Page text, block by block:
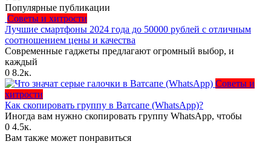
Популярные публикации
Советы и хитрости
Лучшие смартфоны 2024 года до 50000 рублей с отличным
соотношением цены и качества
Современные гаджеты предлагают огромный выбор, и
каждый
0 8.2к.
Советы и
хитрости
Как скопировать группу в Ватсапе (WhatsApp)?
Иногда вам нужно скопировать группу WhatsApp, чтобы
0 4.5к.
Вам также может понравиться